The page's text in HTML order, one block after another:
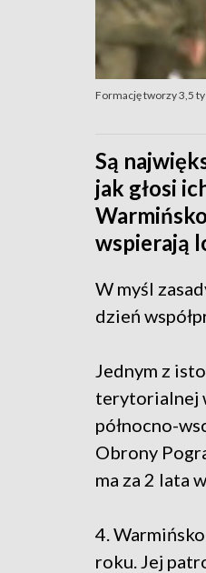
Formację tworzy 3,5
Są
jak głosi
wspierają
W myśl
dzień
Jednym z
terytorialnej
północno-
Obrony
ma za 2 lata
4.
roku. Jej